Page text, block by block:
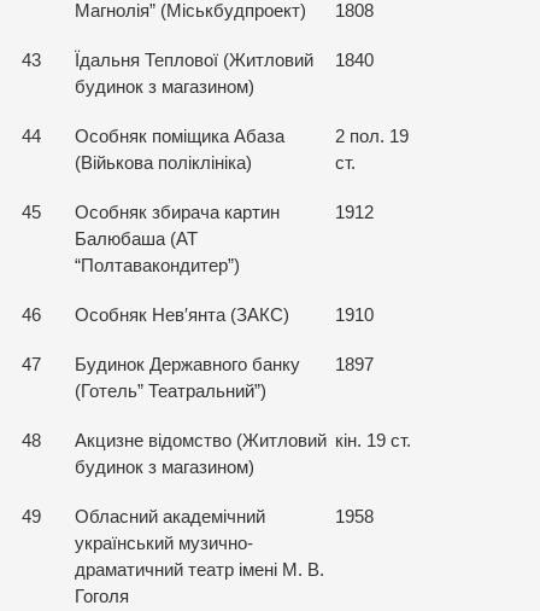
Магнолія” (Міськбудпроект)
1808
43
Їдальня Теплової (Житловий
будинок з магазином)
1840
44
Особняк поміщика Абаза
(Війькова поліклініка)
2 пол. 19
ст.
45
Особняк збирача картин
Балюбаша (АТ
“Полтавакондитер”)
1912
46 Особняк Нев′янта (ЗАКС) 1910
47
Будинок Державного банку
(Готель” Театральний”)
1897
48
Акцизне відомство (Житловий
будинок з магазином)
кін. 19 ст.
49
Обласний академічний
український музично-
драматичний театр імені М. В.
Гоголя
1958